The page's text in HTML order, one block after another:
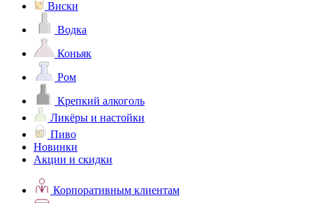
Виски
Водка
Коньяк
Ром
Крепкий алкоголь
Ликёры и настойки
Пиво
Новинки
Акции и скидки
Корпоративным клиентам